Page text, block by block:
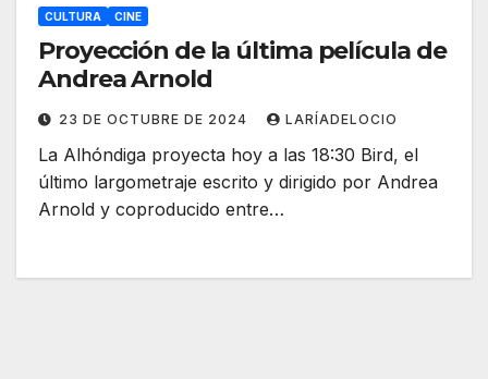
CULTURA CINE
Proyección de la última película de
Andrea Arnold
23 DE OCTUBRE DE 2024 LARÍADELOCIO
La Alhóndiga proyecta hoy a las 18:30 Bird, el
último largometraje escrito y dirigido por Andrea
Arnold y coproducido entre…